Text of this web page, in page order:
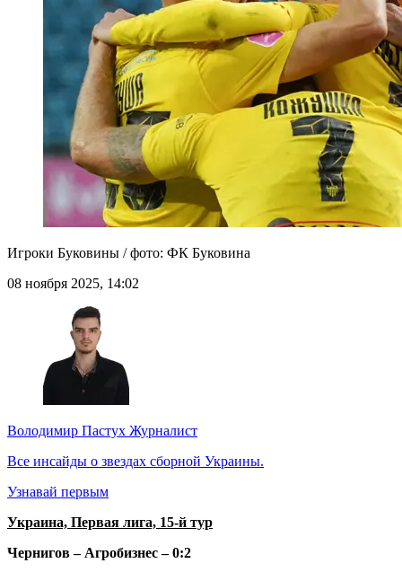
Игроки Буковины / фото: ФК Буковина
08 ноября 2025, 14:02
Володимир Пастух Журналист
Все инсайды о звездах сборной Украины.
Узнавай первым
Украина, Первая лига, 15-й тур
Чернигов – Агробизнес – 0:2